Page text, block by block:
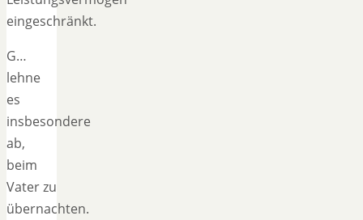
eingeschränkt.
G…
lehne
es
insbesondere
ab,
beim
Vater zu
übernachten.